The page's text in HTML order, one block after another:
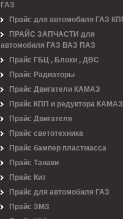
ГАЗ
Прайс для автомобиля ГАЗ
ПРАЙС ЗАПЧАСТИ для
автомобиля ГАЗ ВАЗ ПАЗ
Прайс ГБЦ , Блоки , ДВС
Прайс Радиаторы
Прайс Двигатели КАМАЗ
Прайс КПП и редуктора КАМАЗ
Прайс Двигателя
Прайс светотехника
Прайс бампер пластмасса
Прайс Танаки
Прайс Кит
Прайс для автомобиля ГАЗ
Прайс ЗМЗ